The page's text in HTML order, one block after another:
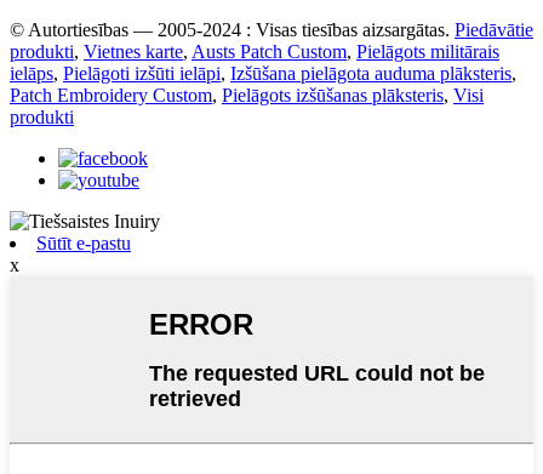
© Autortiesības — 2005-2024 : Visas tiesības aizsargātas. Piedāvātie
produkti, Vietnes karte, Austs Patch Custom, Pielāgots militārais
ielāps, Pielāgoti izšūti ielāpi, Izšūšana pielāgota auduma plāksteris,
Patch Embroidery Custom, Pielāgots izšūšanas plāksteris, Visi
produkti
Sūtīt e-pastu
x